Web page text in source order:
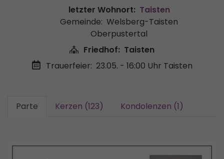
letzter Wohnort: Taisten
Gemeinde: Welsberg-Taisten
Oberpustertal
Friedhof: Taisten
Trauerfeier: 23.05. - 16:00 Uhr Taisten
Parte Kerzen (123) Kondolenzen (1)